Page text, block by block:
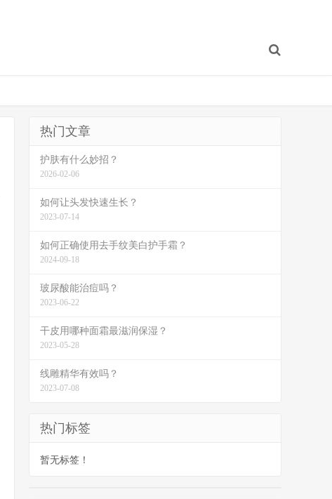
热门文章
护肤有什么妙招？
2026-02-06
如何让头发快速生长？
2023-07-14
如何正确使用去手纹美白护手霜？
2024-09-18
玻尿酸能治痘吗？
2023-06-22
干皮用哪种面霜最滋润保湿？
2023-05-28
线雕精华有效吗？
2023-07-08
热门标签
暂无标签！